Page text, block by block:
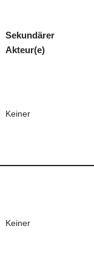
Sekundärer
Akteur(e)
Keiner
Keiner